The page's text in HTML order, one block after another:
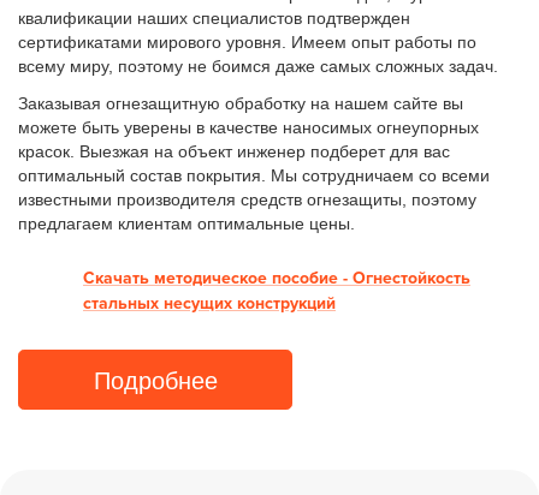
квалификации наших специалистов подтвержден
сертификатами мирового уровня. Имеем опыт работы по
всему миру, поэтому не боимся даже самых сложных задач.
Заказывая огнезащитную обработку на нашем сайте вы
можете быть уверены в качестве наносимых огнеупорных
красок. Выезжая на объект инженер подберет для вас
оптимальный состав покрытия. Мы сотрудничаем со всеми
известными производителя средств огнезащиты, поэтому
предлагаем клиентам оптимальные цены.
Скачать методическое пособие - Огнестойкость
стальных несущих конструкций
Подробнее